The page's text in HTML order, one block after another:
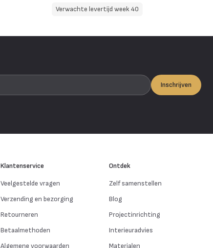
Verwachte levertijd week 40
Inschrijven
Klantenservice
Veelgestelde vragen
Verzending en bezorging
Retourneren
Betaalmethoden
Algemene voorwaarden
Ontdek
Zelf samenstellen
Blog
Projectinrichting
Interieuradvies
Materialen